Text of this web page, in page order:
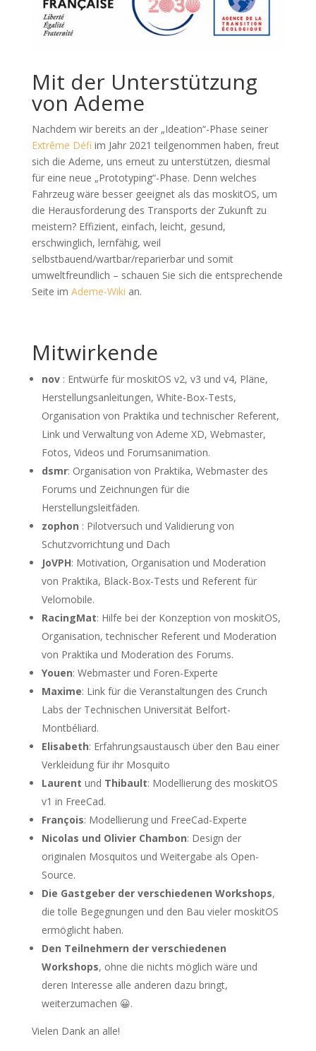
Mit der Unterstützung
von Ademe
Nachdem wir bereits an der „Ideation“-Phase seiner
Extrême Défi im Jahr 2021 teilgenommen haben, freut
sich die Ademe, uns erneut zu unterstützen, diesmal
für eine neue „Prototyping“-Phase. Denn welches
Fahrzeug wäre besser geeignet als das moskitOS, um
die Herausforderung des Transports der Zukunft zu
meistern? Effizient, einfach, leicht, gesund,
erschwinglich, lernfähig, weil
selbstbauend/wartbar/reparierbar und somit
umweltfreundlich – schauen Sie sich die entsprechende
Seite im Ademe-Wiki an.
Mitwirkende
nov : Entwürfe für moskitOS v2, v3 und v4, Pläne,
Herstellungsanleitungen, White-Box-Tests,
Organisation von Praktika und technischer Referent,
Link und Verwaltung von Ademe XD, Webmaster,
Fotos, Videos und Forumsanimation.
dsmr: Organisation von Praktika, Webmaster des
Forums und Zeichnungen für die
Herstellungsleitfäden.
zophon : Pilotversuch und Validierung von
Schutzvorrichtung und Dach
JoVPH: Motivation, Organisation und Moderation
von Praktika, Black-Box-Tests und Referent für
Velomobile.
RacingMat: Hilfe bei der Konzeption von moskitOS,
Organisation, technischer Referent und Moderation
von Praktika und Moderation des Forums.
Youen: Webmaster und Foren-Experte
Maxime: Link für die Veranstaltungen des Crunch
Labs der Technischen Universität Belfort-
Montbéliard.
Elisabeth: Erfahrungsaustausch über den Bau einer
Verkleidung für ihr Mosquito
Laurent und Thibault: Modellierung des moskitOS
v1 in FreeCad.
François: Modellierung und FreeCad-Experte
Nicolas und Olivier Chambon: Design der
originalen Mosquitos und Weitergabe als Open-
Source.
Die Gastgeber der verschiedenen Workshops,
die tolle Begegnungen und den Bau vieler moskitOS
ermöglicht haben.
Den Teilnehmern der verschiedenen
Workshops, ohne die nichts möglich wäre und
deren Interesse alle anderen dazu bringt,
weiterzumachen 😀.
Vielen Dank an alle!